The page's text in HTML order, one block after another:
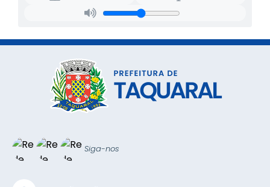
Siga-nos